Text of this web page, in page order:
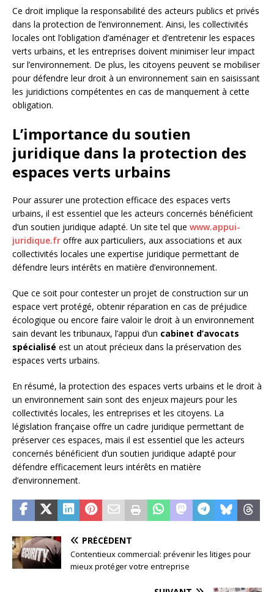
Ce droit implique la responsabilité des acteurs publics et privés
dans la protection de l’environnement. Ainsi, les collectivités
locales ont l’obligation d’aménager et d’entretenir les espaces
verts urbains, et les entreprises doivent minimiser leur impact
sur l’environnement. De plus, les citoyens peuvent se mobiliser
pour défendre leur droit à un environnement sain en saisissant
les juridictions compétentes en cas de manquement à cette
obligation.
L’importance du soutien
juridique dans la protection des
espaces verts urbains
Pour assurer une protection efficace des espaces verts
urbains, il est essentiel que les acteurs concernés bénéficient
d’un soutien juridique adapté. Un site tel que www.appui-
juridique.fr offre aux particuliers, aux associations et aux
collectivités locales une expertise juridique permettant de
défendre leurs intérêts en matière d’environnement.
Que ce soit pour contester un projet de construction sur un
espace vert protégé, obtenir réparation en cas de préjudice
écologique ou encore faire valoir le droit à un environnement
sain devant les tribunaux, l’appui d’un cabinet d’avocats
spécialisé est un atout précieux dans la préservation des
espaces verts urbains.
En résumé, la protection des espaces verts urbains et le droit à
un environnement sain sont des enjeux majeurs pour les
collectivités locales, les entreprises et les citoyens. La
législation française offre un cadre juridique permettant de
préserver ces espaces, mais il est essentiel que les acteurs
concernés bénéficient d’un soutien juridique adapté pour
défendre efficacement leurs intérêts en matière
d’environnement.
PRÉCÉDENT
Contentieux commercial: prévenir les litiges pour
mieux protéger votre entreprise